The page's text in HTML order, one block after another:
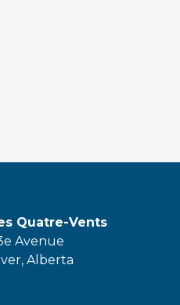
Quatre-Vents
Avenue
Alberta